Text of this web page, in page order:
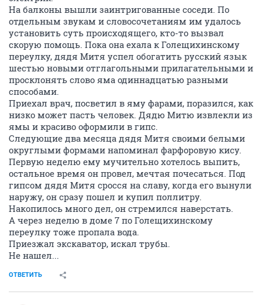
На балконы вышли заинтригованные соседи. По
отдельным звукам и словосочетаниям им удалось
установить суть происходящего, кто-то вызвал
скорую помощь. Пока она ехала к Голещихинскому
переулку, дядя Митя успел обогатить русский язык
шестью новыми отглагольными прилагательными и
просклонять слово яма одиннадцатью разными
способами.
Приехал врач, посветил в яму фарами, поразился, как
низко может пасть человек. Дядю Митю извлекли из
ямы и красиво оформили в гипс.
Следующие два месяца дядя Митя своими белыми
округлыми формами напоминал фарфоровую кису.
Первую неделю ему мучительно хотелось выпить,
остальное время он провел, мечтая почесаться. Под
гипсом дядя Митя сросся на славу, когда его вынули
наружу, он сразу пошел и купил поллитру.
Накопилось много дел, он стремился наверстать.
А через неделю в доме 7 по Голещихинскому
переулку тоже пропала вода.
Приезжал экскаватор, искал трубы.
Не нашел...
ОТВЕТИТЬ